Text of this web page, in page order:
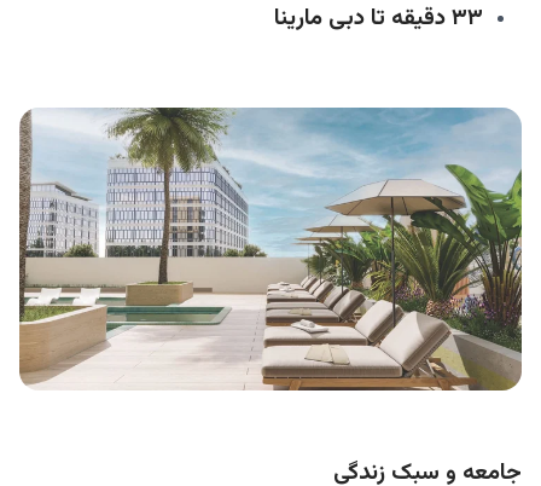
۳۳ دقیقه تا دبی مارینا
جامعه و سبک زندگی